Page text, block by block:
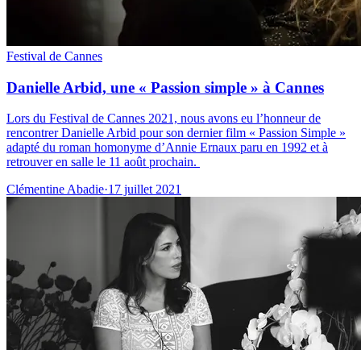
Festival de Cannes
Danielle Arbid, une « Passion simple » à Cannes
Lors du Festival de Cannes 2021, nous avons eu l’honneur de
rencontrer Danielle Arbid pour son dernier film « Passion Simple »
adapté du roman homonyme d’Annie Ernaux paru en 1992 et à
retrouver en salle le 11 août prochain.
Clémentine Abadie·17 juillet 2021